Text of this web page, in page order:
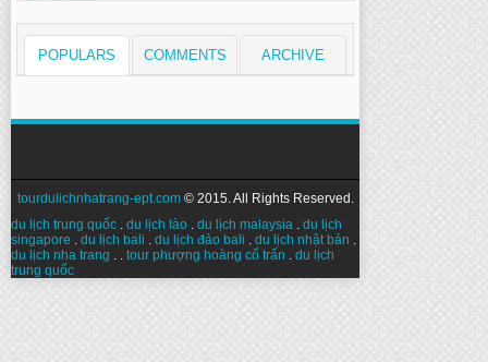
POPULARS COMMENTS ARCHIVE
tourdulichnhatrang-ept.com© 2015. All Rights Reserved.
du lịch trung quốc . du lịch lào . du lịch malaysia . du lịch
singapore . du lịch bali . du lịch đảo bali . du lịch nhật bản .
du lịch nha trang . . tour phượng hoàng cổ trấn . du lịch
trung quốc